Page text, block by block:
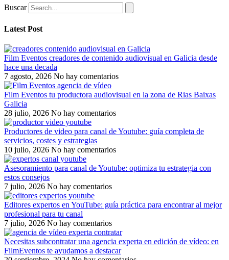
Buscar
Latest Post
Film Eventos creadores de contenido audiovisual en Galicia desde
hace una decada
7 agosto, 2026 No hay comentarios
Film Eventos tu productora audiovisual en la zona de Rias Baixas
Galicia
28 julio, 2026 No hay comentarios
Productores de video para canal de Youtube: guía completa de
servicios, costes y estrategias
10 julio, 2026 No hay comentarios
Asesoramiento para canal de Youtube: optimiza tu estrategia con
estos consejos
7 julio, 2026 No hay comentarios
Editores expertos en YouTube: guía práctica para encontrar al mejor
profesional para tu canal
7 julio, 2026 No hay comentarios
Necesitas subcontratar una agencia experta en edición de vídeo: en
FilmEventos te ayudamos a destacar